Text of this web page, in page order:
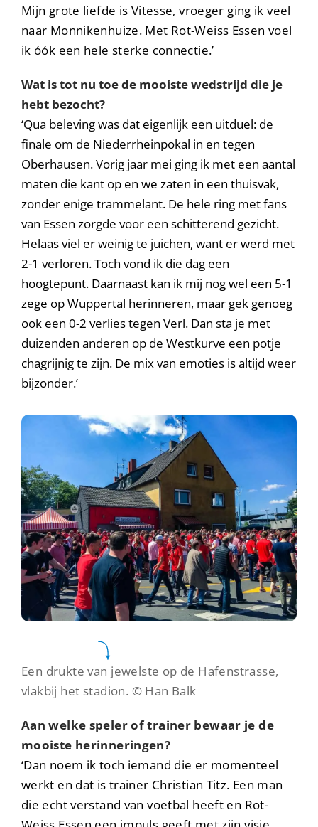
Mijn grote liefde is Vitesse, vroeger ging ik veel
naar Monnikenhuize. Met Rot-Weiss Essen voel
ik óók een hele sterke connectie.’
Wat is tot nu toe de mooiste wedstrijd die je
hebt bezocht?
‘Qua beleving was dat eigenlijk een uitduel: de
finale om de Niederrheinpokal in en tegen
Oberhausen. Vorig jaar mei ging ik met een aantal
maten die kant op en we zaten in een thuisvak,
zonder enige trammelant. De hele ring met fans
van Essen zorgde voor een schitterend gezicht.
Helaas viel er weinig te juichen, want er werd met
2-1 verloren. Toch vond ik die dag een
hoogtepunt. Daarnaast kan ik mij nog wel een 5-1
zege op Wuppertal herinneren, maar gek genoeg
ook een 0-2 verlies tegen Verl. Dan sta je met
duizenden anderen op de Westkurve een potje
chagrijnig te zijn. De mix van emoties is altijd weer
bijzonder.’
Een drukte van jewelste op de Hafenstrasse,
vlakbij het stadion. © Han Balk
Aan welke speler of trainer bewaar je de
mooiste herinneringen?
‘Dan noem ik toch iemand die er momenteel
werkt en dat is trainer Christian Titz. Een man
die echt verstand van voetbal heeft en Rot-